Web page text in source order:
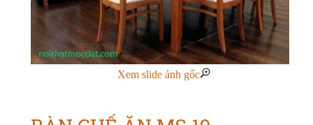
Xem slide ảnh gốc